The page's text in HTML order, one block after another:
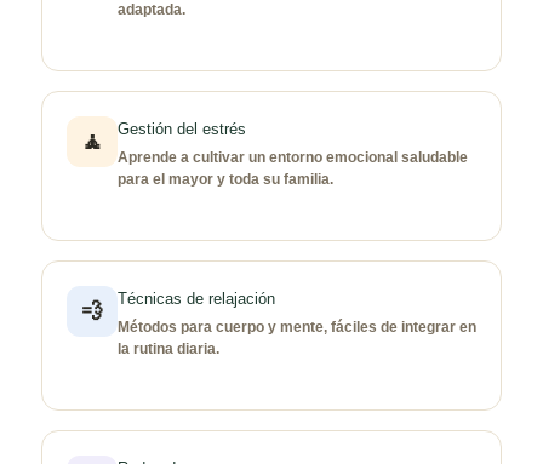
adaptada.
🧘 Gestión del estrés
Aprende a cultivar un entorno emocional saludable
para el mayor y toda su familia.
💨 Técnicas de relajación
Métodos para cuerpo y mente, fáciles de integrar en
la rutina diaria.